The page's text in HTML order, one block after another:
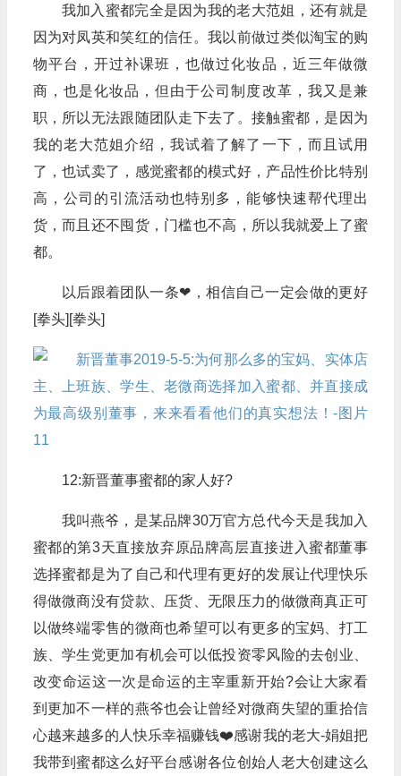
我加入蜜都完全是因为我的老大范姐，还有就是
因为对凤英和笑红的信任。我以前做过类似淘宝的购
物平台，开过补课班，也做过化妆品，近三年做微
商，也是化妆品，但由于公司制度改革，我又是兼
职，所以无法跟随团队走下去了。接触蜜都，是因为
我的老大范姐介绍，我试着了解了一下，而且试用
了，也试卖了，感觉蜜都的模式好，产品性价比特别
高，公司的引流活动也特别多，能够快速帮代理出
货，而且还不囤货，门槛也不高，所以我就爱上了蜜
都。
以后跟着团队一条❤，相信自己一定会做的更好
[拳头][拳头]
12:新晋董事蜜都的家人好?
我叫燕爷，是某品牌30万官方总代今天是我加入
蜜都的第3天直接放弃原品牌高层直接进入蜜都董事
选择蜜都是为了自己和代理有更好的发展让代理快乐
得做微商没有贷款、压货、无限压力的做微商真正可
以做终端零售的微商也希望可以有更多的宝妈、打工
族、学生党更加有机会可以低投资零风险的去创业、
改变命运这一次是命运的主宰重新开始?会让大家看
到更加不一样的燕爷也会让曾经对微商失望的重拾信
心越来越多的人快乐幸福赚钱❤️感谢我的老大-娟姐把
我带到蜜都这么好平台感谢各位创始人老大创建这么